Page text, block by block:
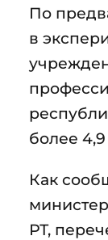
По
в
более
Как
РТ,